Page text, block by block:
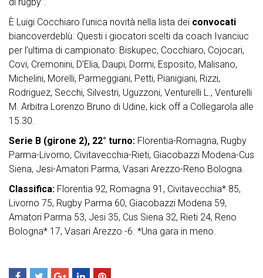
È Luigi Cocchiaro l’unica novità nella lista dei convocati
biancoverdeblù. Questi i giocatori scelti da coach Ivanciuc
per l’ultima di campionato: Biskupec, Cocchiaro, Cojocari,
Covi, Cremonini, D’Elia, Daupi, Dormi, Esposito, Malisano,
Michelini, Morelli, Parmeggiani, Petti, Pianigiani, Rizzi,
Rodriguez, Secchi, Silvestri, Uguzzoni, Venturelli L., Venturelli
M. Arbitra Lorenzo Bruno di Udine, kick off a Collegarola alle
15.30.
Serie B (girone 2), 22° turno: Florentia-Romagna, Rugby
Parma-Livorno, Civitavecchia-Rieti, Giacobazzi Modena-Cus
Siena, Jesi-Amatori Parma, Vasari Arezzo-Reno Bologna.
Classifica: Florentia 92, Romagna 91, Civitavecchia* 85,
Livorno 75, Rugby Parma 60, Giacobazzi Modena 59,
Amatori Parma 53, Jesi 35, Cus Siena 32, Rieti 24, Reno
Bologna* 17, Vasari Arezzo -6. *Una gara in meno.